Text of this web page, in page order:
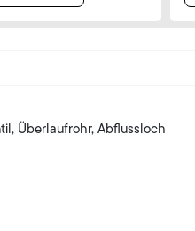
Überlaufrohr, Abflussloch